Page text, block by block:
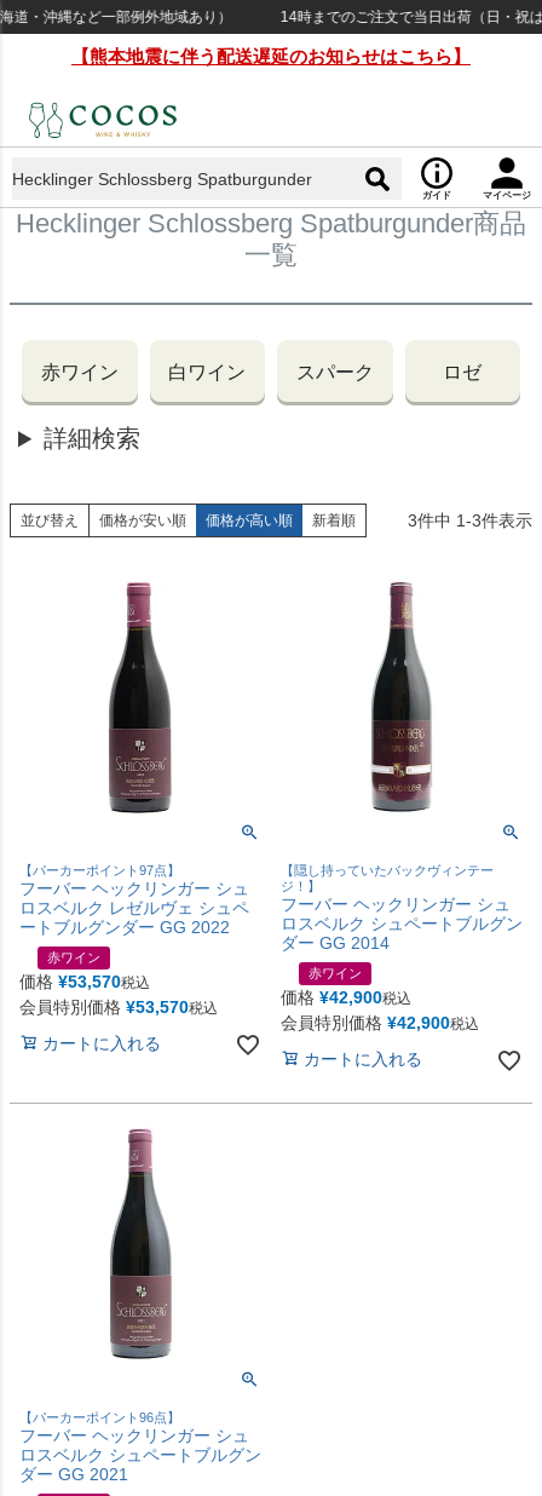
・沖縄など一部例外地域あり） 14時までのご注文で当日出荷（日・祝
【熊本地震に伴う配送遅延のお知らせはこちら】
ガイド マイページ
Hecklinger Schlossberg Spatburgunder商品
一覧
赤ワイン 白ワイン スパーク ロゼ
詳細検索
並び替え 価格が安い順 価格が高い順 新着順 3件中 1-3件表示
【パーカーポイント97点】
フーバー ヘックリンガー シュ
ロスベルク レゼルヴェ シュペ
ートブルグンダー GG 2022
赤ワイン
価格 ¥53,570税込
会員特別価格 ¥53,570税込
カートに入れる
【隠し持っていたバックヴィンテー
ジ！】
フーバー ヘックリンガー シュ
ロスベルク シュペートブルグン
ダー GG 2014
赤ワイン
価格 ¥42,900税込
会員特別価格 ¥42,900税込
カートに入れる
【パーカーポイント96点】
フーバー ヘックリンガー シュ
ロスベルク シュペートブルグン
ダー GG 2021